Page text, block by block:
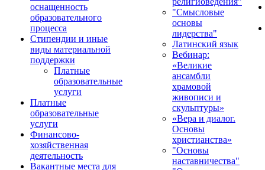
оснащенность
образовательного
процесса
Стипендии и иные
виды материальной
поддержки
Платные
образовательные
услуги
Платные
образовательные
услуги
Финансово-
хозяйственная
деятельность
Вакантные места для
"Смысловые
основы
лидерства"
Латинский язык
Вебинар:
«Великие
ансамбли
храмовой
живописи и
скульптуры»
«Вера и диалог.
Основы
христианства»
"Основы
наставничества"